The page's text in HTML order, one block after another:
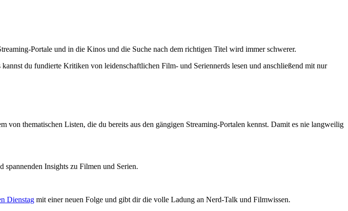
Portale und in die Kinos und die Suche nach dem richtigen Titel wird immer schwerer.
du fundierte Kritiken von leidenschaftlichen Film- und Seriennerds lesen und anschließend mit nur
thematischen Listen, die du bereits aus den gängigen Streaming-Portalen kennst. Damit es nie langweilig
Insights zu Filmen und Serien.
Dienstag mit einer neuen Folge und gibt dir die volle Ladung an Nerd-Talk und Filmwissen.